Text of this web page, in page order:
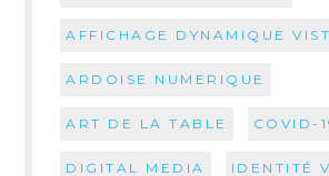
AFFICHAGE DYNAMIQUE
ARDOISE NUMERIQUE
ART DE LA TABLE COVID-
DIGITAL MEDIA IDENTITÉ